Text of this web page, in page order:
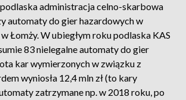
administracja celno-skarbowa
automaty do gier hazardowych w
Łomży. W ubiegłym roku podlaska KAS
83 nielegalne automaty do gier
kar wymierzonych w związku z
wyniosła 12,4 mln zł (to kary
zatrzymane np. w 2018 roku, po